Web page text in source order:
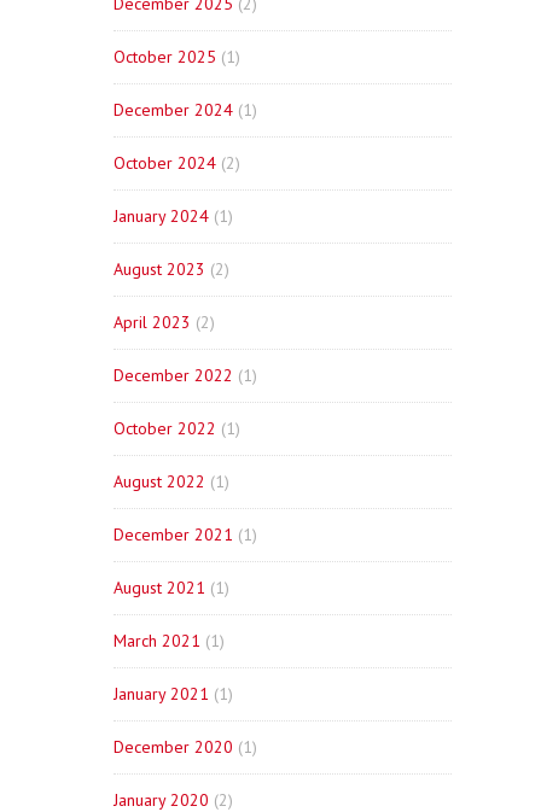
October 2025 (1)
December 2024 (1)
October 2024 (2)
January 2024 (1)
August 2023 (2)
April 2023 (2)
December 2022 (1)
October 2022 (1)
August 2022 (1)
December 2021 (1)
August 2021 (1)
March 2021 (1)
January 2021 (1)
December 2020 (1)
January 2020 (2)